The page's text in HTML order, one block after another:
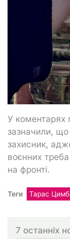
У коментарях
зазначили,
захисник,
воєнних
на фронті.
Теги Тарас
7 останніх